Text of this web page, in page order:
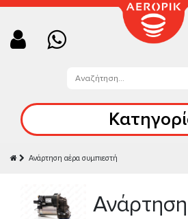
Ανάρτηση αέρα συμπιεστή